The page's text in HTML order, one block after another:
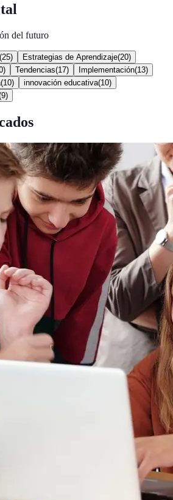
del futuro
(25) Estrategias de Aprendizaje(20)
) Tendencias(17) Implementación(13)
(10) innovación educativa(10)
9)